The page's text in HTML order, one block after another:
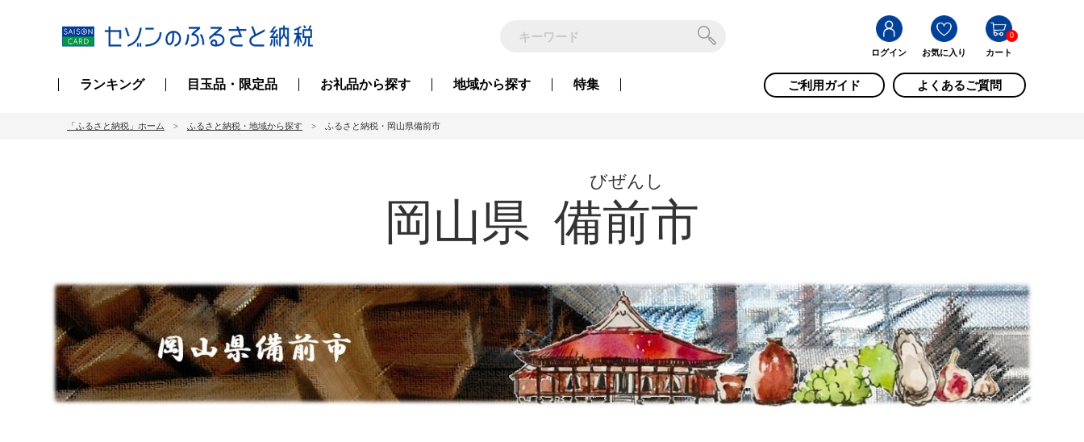
ログイン お気に入り カート
0
ランキング 目玉品・限定品 お礼品から探す 地域から探す 特集 ご利用ガイド よくあるご質問
「ふるさと納税」ホーム ふるさと納税・地域から探す ふるさと納税・岡山県備前市
岡山県 備前市
びぜんし